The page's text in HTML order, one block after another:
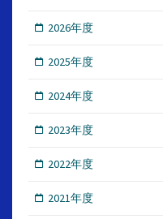
2026年度
2025年度
2024年度
2023年度
2022年度
2021年度